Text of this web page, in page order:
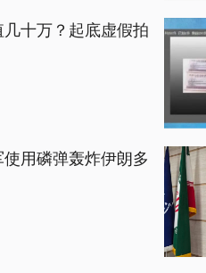
十万？起底虚假拍
用磷弹轰炸伊朗多